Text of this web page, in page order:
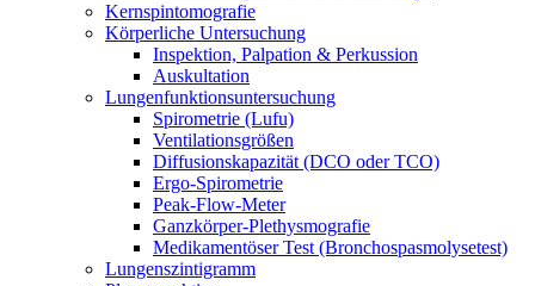
Kernspintomografie
Körperliche Untersuchung
Inspektion, Palpation & Perkussion
Auskultation
Lungenfunktionsuntersuchung
Spirometrie (Lufu)
Ventilationsgrößen
Diffusionskapazität (DCO oder TCO)
Ergo-Spirometrie
Peak-Flow-Meter
Ganzkörper-Plethysmografie
Medikamentöser Test (Bronchospasmolysetest)
Lungenszintigramm